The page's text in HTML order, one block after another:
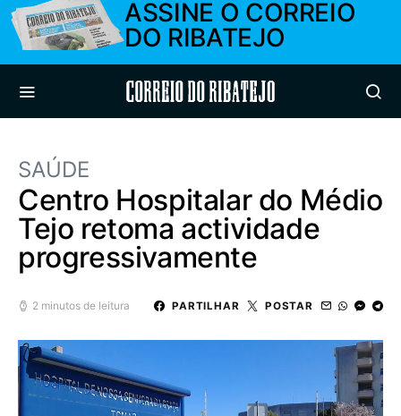
ASSINE O CORREIO
DO RIBATEJO
Correio do Ribatejo
SAÚDE
Centro Hospitalar do Médio
Tejo retoma actividade
progressivamente
2 minutos de leitura PARTILHAR POSTAR